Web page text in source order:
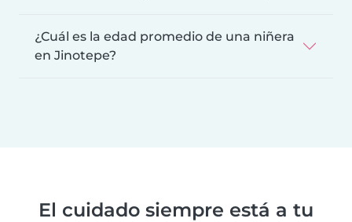
¿Cuál es la edad promedio de una niñera
en Jinotepe?
El cuidado siempre está a tu